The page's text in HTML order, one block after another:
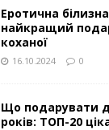
Еротична
найкращий
коханої
16.10.2024 0
Що подарувати
років: ТОП-20